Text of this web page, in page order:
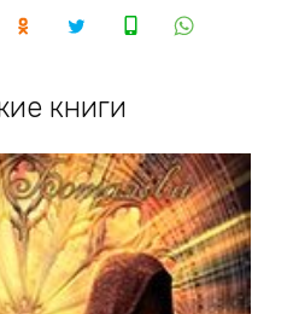
книги